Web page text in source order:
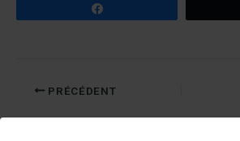
PRÉCÉDENT